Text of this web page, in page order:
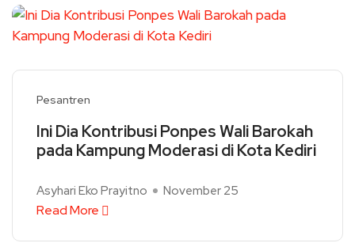
Pesantren
Ini Dia Kontribusi Ponpes Wali Barokah
pada Kampung Moderasi di Kota Kediri
Asyhari Eko Prayitno November 25
Read More